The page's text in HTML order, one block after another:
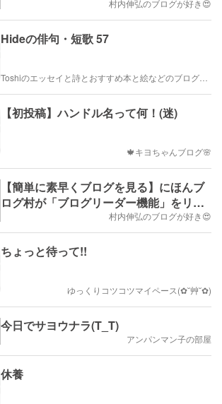
村内伸弘のブログが好き😍
Hideの俳句・短歌 57
【初投稿】ハンドル名って何！(迷)
🍁キヨちゃんブログ🌸
【簡単に素早くブログを見る】にほんブ
ログ村が「ブログリーダー機能」をリリ
村内伸弘のブログが好き😍
ちょっと待って!!
ゆっくりコツコツマイペース(✿˘艸˘✿)
今日でサヨウナラ(T_T)
アンパンマン子の部屋
休養